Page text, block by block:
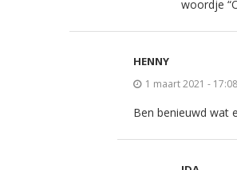
woordje
HENNY
1 maart 2021 - 17:08
Ben benieuwd wat